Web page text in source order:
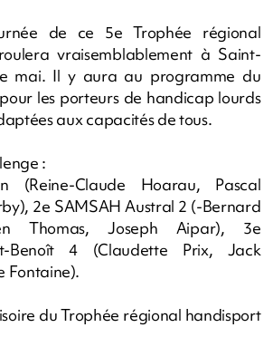
de ce 5e Trophée régional
vraisemblablement à Saint-
mai. Il y aura au programme du
les porteurs de handicap lourds
aux capacités de tous.
:
(Reine-Claude Hoarau, Pascal
2e SAMSAH Austral 2 (-Bernard
Thomas, Joseph Aipar), 3e
Benoît 4 (Claudette Prix, Jack
Fontaine).
du Trophée régional handisport